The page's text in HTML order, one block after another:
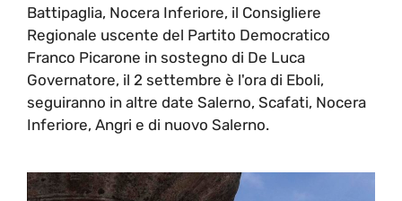
Battipaglia, Nocera Inferiore, il Consigliere
Regionale uscente del Partito Democratico
Franco Picarone in sostegno di De Luca
Governatore, il 2 settembre è l'ora di Eboli,
seguiranno in altre date Salerno, Scafati, Nocera
Inferiore, Angri e di nuovo Salerno.